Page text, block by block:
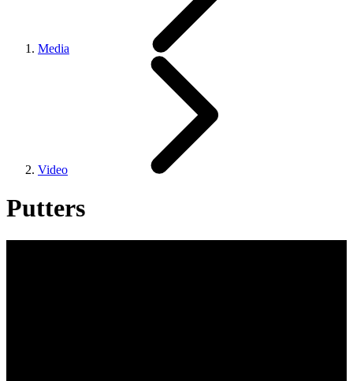
Media
Video
Putters